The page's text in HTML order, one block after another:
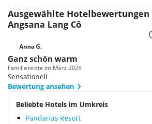
Ausgewählte Hotelbewertungen
Angsana Lang Cô
Anna G.
Ganz schön warm
Familiereiste im März 2026
Sensationell
Bewertung ansehen
Beliebte Hotels im Umkreis
Pandanus Resort